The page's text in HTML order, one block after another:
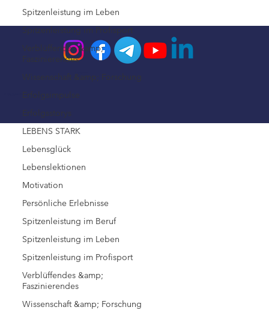
Spitzenleistung im Leben
Spitzenleistung im Profisport
Verblüffendes &amp;
Faszinierendes
Wissenschaft &amp; Forschung
Erfolgsimpulse
Erfolgsstorys
LEBENS STARK
Lebensglück
Lebenslektionen
Motivation
Persönliche Erlebnisse
Spitzenleistung im Beruf
Spitzenleistung im Leben
Spitzenleistung im Profisport
Verblüffendes &amp;
Faszinierendes
Wissenschaft &amp; Forschung
Datenschutz
© 2026 Steffen Kirchner Academy